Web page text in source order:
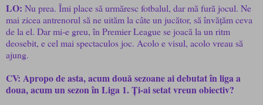
LO: Nu prea. Îmi place să urmăresc fotbalul, dar mă fură jocul. Ne
mai zicea antrenorul să ne uităm la câte un jucător, să învățăm ceva
de la el. Dar mi-e greu, în Premier League se joacă la un ritm
deosebit, e cel mai spectaculos joc. Acolo e visul, acolo vreau să
ajung.
CV: Apropo de asta, acum două sezoane ai debutat în liga a
doua, acum un sezon în Liga 1. Ți-ai setat vreun obiectiv?